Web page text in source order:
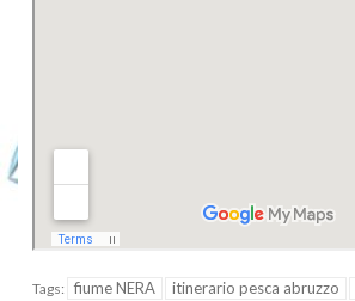
Tags: fiume NERA itinerario pesca abruzzo